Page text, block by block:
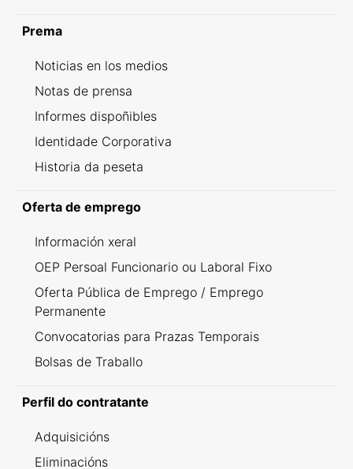
Prema
Noticias en los medios
Notas de prensa
Informes dispoñibles
Identidade Corporativa
Historia da peseta
Oferta de emprego
Información xeral
OEP Persoal Funcionario ou Laboral Fixo
Oferta Pública de Emprego / Emprego
Permanente
Convocatorias para Prazas Temporais
Bolsas de Traballo
Perfil do contratante
Adquisicións
Eliminacións